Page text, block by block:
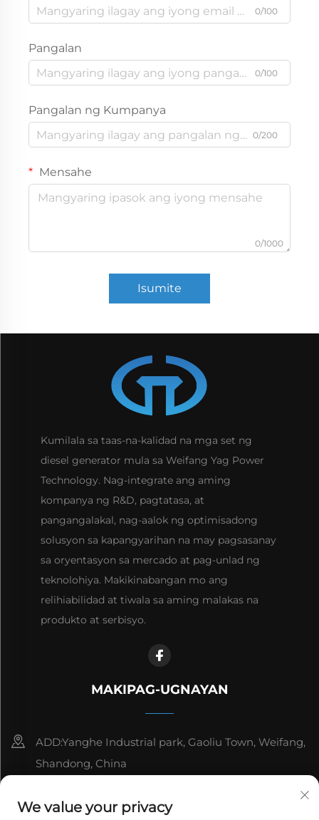
0/100
Pangalan
0/100
Pangalan ng Kumpanya
0/200
Mensahe
0/1000
Isumite
Kumilala sa taas-na-kalidad na mga set ng
diesel generator mula sa Weifang Yag Power
Technology. Nag-integrate ang aming
kompanya ng R&D, pagtatasa, at
pangangalakal, nag-aalok ng optimisadong
solusyon sa kapangyarihan na may pagsasanay
sa oryentasyon sa mercado at pag-unlad ng
teknolohiya. Makikinabangan mo ang
relihiabilidad at tiwala sa aming malakas na
produkto at serbisyo.
MAKIPAG-UGNAYAN
ADD:Yanghe Industrial park, Gaoliu Town, Weifang,
Shandong, China
We value your privacy